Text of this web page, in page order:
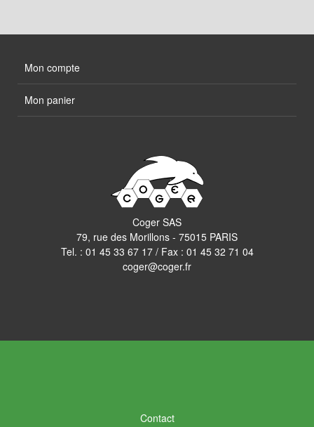
Mon compte
Mon panier
Coger SAS
79, rue des Morillons - 75015 PARIS
Tel. : 01 45 33 67 17/ Fax : 01 45 32 71 04
coger@coger.fr
Contact